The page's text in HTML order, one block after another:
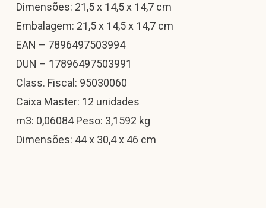
Dimensões: 21,5 x 14,5 x 14,7 cm
Embalagem: 21,5 x 14,5 x 14,7 cm
EAN – 7896497503994
DUN – 17896497503991
Class. Fiscal: 95030060
Caixa Master: 12 unidades
m3: 0,06084 Peso: 3,1592 kg
Dimensões: 44 x 30,4 x 46 cm